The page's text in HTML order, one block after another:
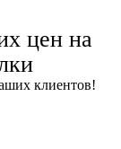
цен на
клиентов!